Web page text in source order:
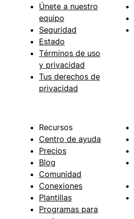
Únete a nuestro
equipo
Seguridad
Estado
Términos de uso
y privacidad
Tus derechos de
privacidad
Recursos
Centro de ayuda
Precios
Blog
Comunidad
Conexiones
Plantillas
Programas para